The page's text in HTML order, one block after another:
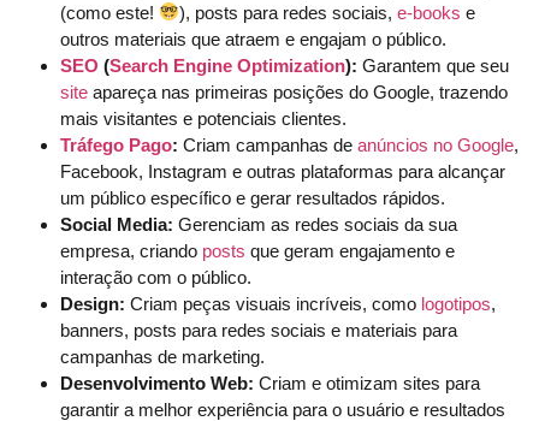
(como este!
), posts para redes sociais,e-books e
outros materiais que atraem e engajam o público.
SEO (Search Engine Optimization): Garantem que seu
site apareça nas primeiras posições do Google, trazendo
mais visitantes e potenciais clientes.
Tráfego Pago: Criam campanhas de anúncios no Google,
Facebook, Instagram e outras plataformas para alcançar
um público específico e gerar resultados rápidos.
Social Media: Gerenciam as redes sociais da sua
empresa, criando posts que geram engajamento e
interação com o público.
Design: Criam peças visuais incríveis, como logotipos,
banners, posts para redes sociais e materiais para
campanhas de marketing.
Desenvolvimento Web: Criam e otimizam sites para
garantir a melhor experiência para o usuário e resultados